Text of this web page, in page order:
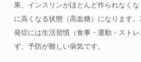
果、インスリンがほとんど作られなく
に高くなる状態（高血糖）になります。
発症には生活習慣（食事・運動・スト
ず、予防が難しい病気です。